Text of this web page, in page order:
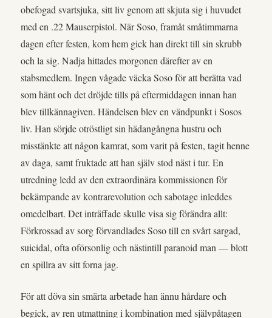
obefogad svartsjuka, sitt liv genom att skjuta sig i huvudet
med en .22 Mauserpistol. När Soso, framåt småtimmarna
dagen efter festen, kom hem gick han direkt till sin skrubb
och la sig. Nadja hittades morgonen därefter av en
stabsmedlem. Ingen vågade väcka Soso för att berätta vad
som hänt och det dröjde tills på eftermiddagen innan han
blev tillkännagiven. Händelsen blev en vändpunkt i Sosos
liv. Han sörjde otröstligt sin hädangångna hustru och
misstänkte att någon kamrat, som varit på festen, tagit henne
av daga, samt fruktade att han själv stod näst i tur. En
utredning ledd av den extraordinära kommissionen för
bekämpande av kontrarevolution och sabotage inleddes
omedelbart. Det inträffade skulle visa sig förändra allt:
Förkrossad av sorg förvandlades Soso till en svårt sargad,
suicidal, ofta oförsonlig och nästintill paranoid man — blott
en spillra av sitt forna jag.
För att döva sin smärta arbetade han ännu hårdare och
begick, av ren utmattning i kombination med självpåtagen